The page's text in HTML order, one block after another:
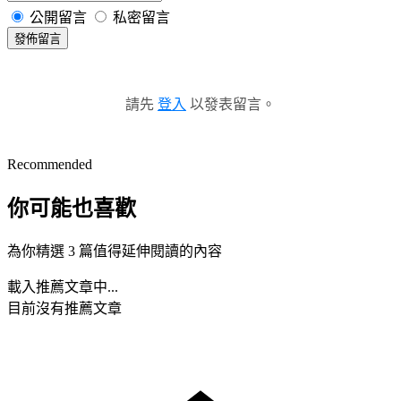
公開留言 私密留言
發佈留言
請先 登入 以發表留言。
Recommended
你可能也喜歡
為你精選 3 篇值得延伸閱讀的內容
載入推薦文章中...
目前沒有推薦文章